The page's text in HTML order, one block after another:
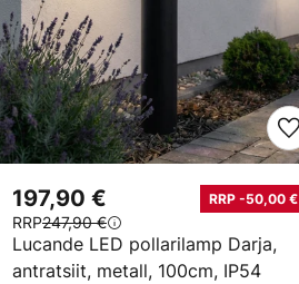
Lucande LED pollarilamp Darja,
antratsiit, metall, 100cm, IP54
197,90 € RRP -50,00 €
RRP247,90 €